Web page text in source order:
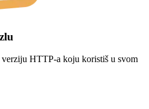
verziju HTTP-a koju koristiš u svom